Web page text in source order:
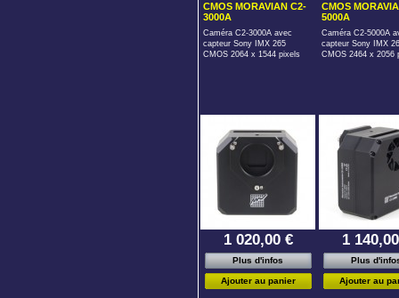
CMOS MORAVIAN C2-
3000A
Caméra C2-3000A avec
capteur Sony IMX 265
CMOS 2064 x 1544 pixels
1 020,00 €
Plus d'infos
Ajouter au panier
CMOS
5000A
Caméra C2-5000A
capteur Sony IMX
CMOS 2464 x 2056
1
Plus
Ajouter au